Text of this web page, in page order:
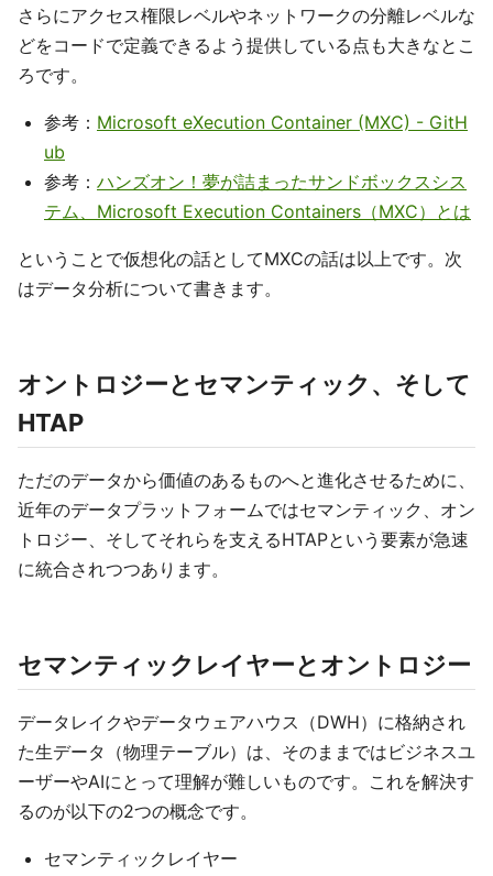
さらにアクセス権限レベルやネットワークの分離レベルな
どをコードで定義できるよう提供している点も大きなとこ
ろです。
参考： Microsoft eXecution Container (MXC) - GitH
ub
参考： ハンズオン！夢が詰まったサンドボックスシス
テム、Microsoft Execution Containers（MXC）とは
ということで仮想化の話としてMXCの話は以上です。次
はデータ分析について書きます。
オントロジーとセマンティック、そして
HTAP
ただのデータから価値のあるものへと進化させるために、
近年のデータプラットフォームではセマンティック、オン
トロジー、そしてそれらを支えるHTAPという要素が急速
に統合されつつあります。
セマンティックレイヤーとオントロジー
データレイクやデータウェアハウス（DWH）に格納され
た生データ（物理テーブル）は、そのままではビジネスユ
ーザーやAIにとって理解が難しいものです。これを解決す
るのが以下の2つの概念です。
セマンティックレイヤー